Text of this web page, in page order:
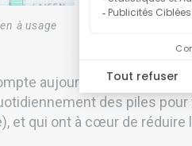
à usage
aujourd’hui le Groupe
des piles
et qui ont à cœur de